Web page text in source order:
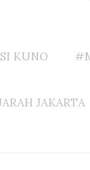
KUNO
JAKARTA